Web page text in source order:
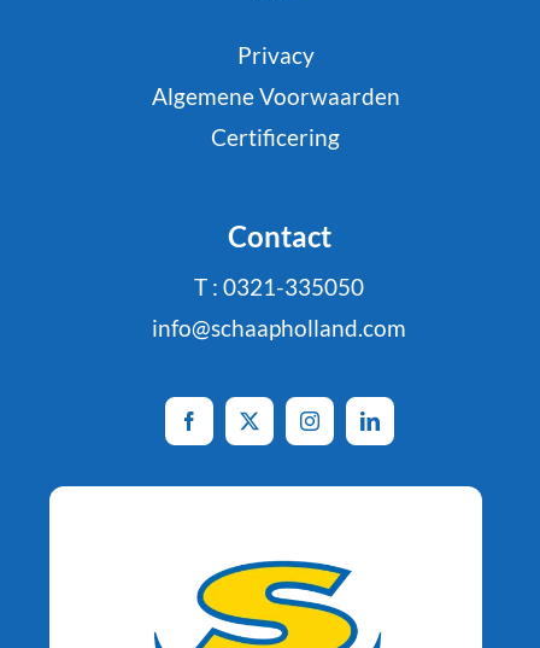
Privacy
Algemene Voorwaarden
Certificering
Contact
T : 0321-335050
info@schaapholland.com